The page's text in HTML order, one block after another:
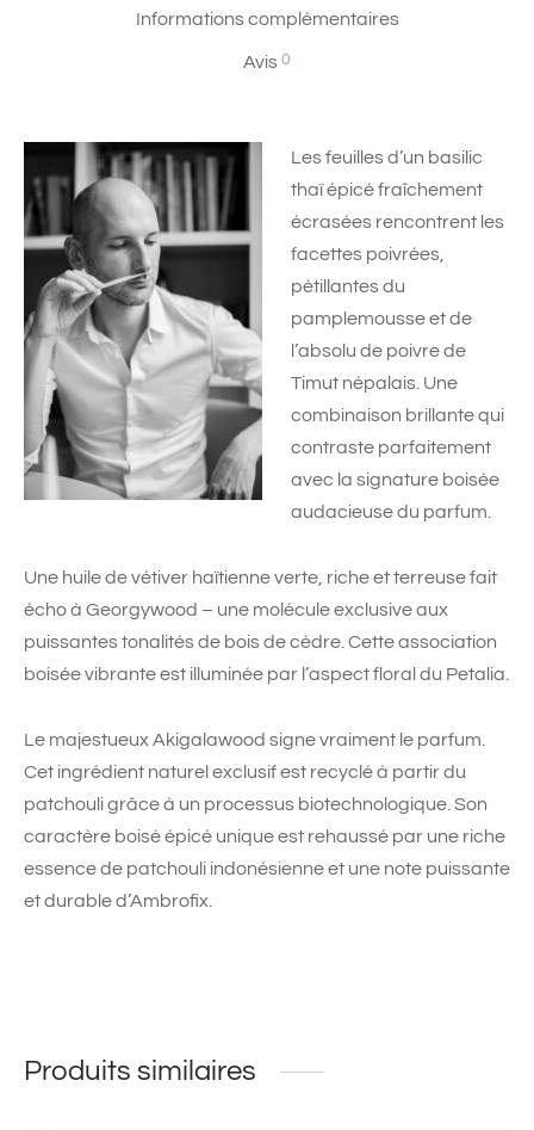
Informations complémentaires
Avis 0
Les feuilles d’un basilic
thaï épicé fraîchement
écrasées rencontrent les
facettes poivrées,
pétillantes du
pamplemousse et de
l’absolu de poivre de
Timut népalais. Une
combinaison brillante qui
contraste parfaitement
avec la signature boisée
audacieuse du parfum.
Une huile de vétiver haïtienne verte, riche et terreuse fait
écho à Georgywood – une molécule exclusive aux
puissantes tonalités de bois de cèdre. Cette association
boisée vibrante est illuminée par l’aspect floral du Petalia.
Le majestueux Akigalawood signe vraiment le parfum.
Cet ingrédient naturel exclusif est recyclé à partir du
patchouli grâce à un processus biotechnologique. Son
caractère boisé épicé unique est rehaussé par une riche
essence de patchouli indonésienne et une note puissante
et durable d’Ambrofix.
Produits similaires